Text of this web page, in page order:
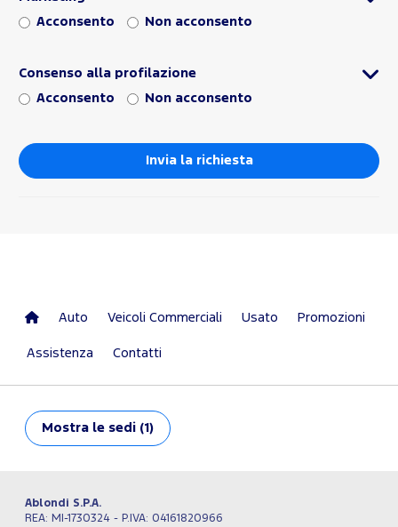
Acconsento Non acconsento
Consenso alla profilazione
Acconsento Non acconsento
Auto Veicoli Commerciali Usato Promozioni
Assistenza Contatti
Mostra le sedi (1)
Ablondi S.P.A.
REA: MI-1730324 - P.IVA: 04161820966